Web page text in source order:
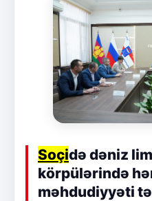
Soçidə dəniz
körpülərində
məhdudiyyəti